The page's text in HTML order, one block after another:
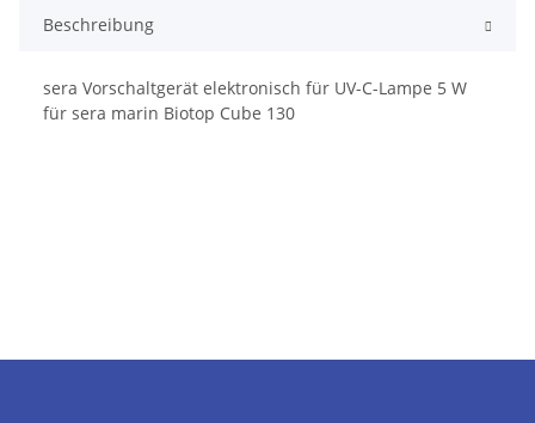
Beschreibung
sera Vorschaltgerät elektronisch für UV-C-Lampe 5 W
für sera marin Biotop Cube 130